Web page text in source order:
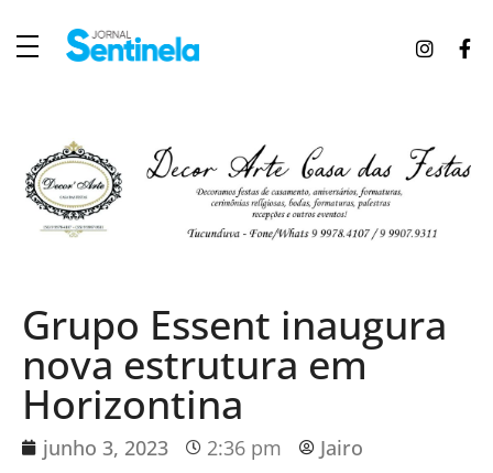
Grupo Essent inaugura
nova estrutura em
Horizontina
junho 3, 2023 2:36 pm Jairo